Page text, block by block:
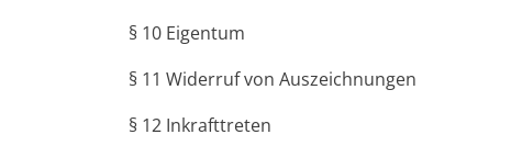
§ 10 Eigentum
§ 11 Widerruf von Auszeichnungen
§ 12 Inkrafttreten